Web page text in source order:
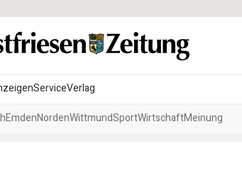
ServiceVerlag
EmdenNordenWittmundSportWirtschaftMeinung